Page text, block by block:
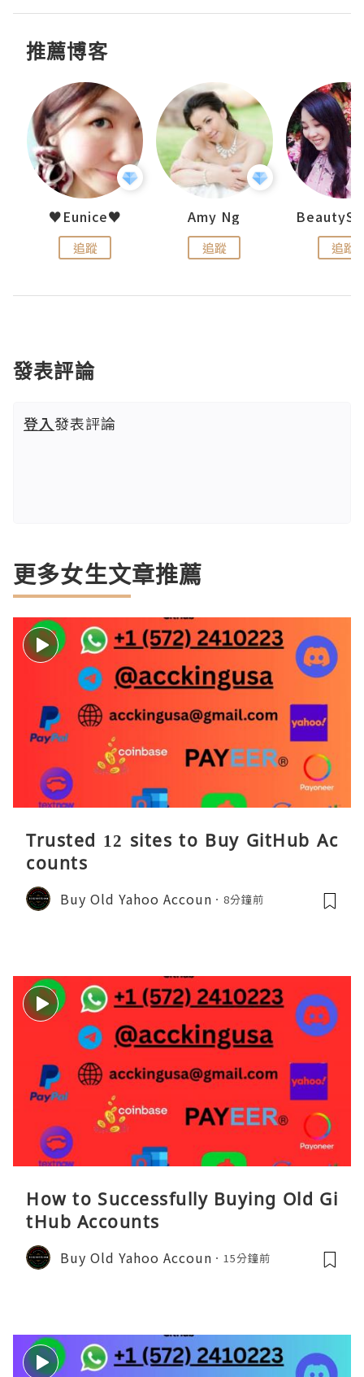
推薦博客
♥Eunice♥
追蹤
Amy Ng
追蹤 追蹤
發表評論
登入發表評論
更多女生文章推薦
Trusted 12 sites to Buy GitHub Ac
counts
Buy Old Yahoo Accoun 8分鐘前
How to Successfully Buying Old Gi
tHub Accounts
Buy Old Yahoo Accoun 15分鐘前